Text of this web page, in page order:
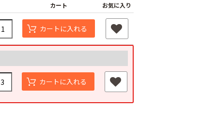
カート お気に入り
カートに入れる
カートに入れる